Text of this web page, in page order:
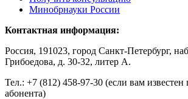
Минобрнауки России
Контактная информация:
Россия, 191023, город Санкт-Петербург,
Грибоедова, д. 30-32, литер А.
Тел.: +7 (812) 458-97-30 (если вам
абонента)